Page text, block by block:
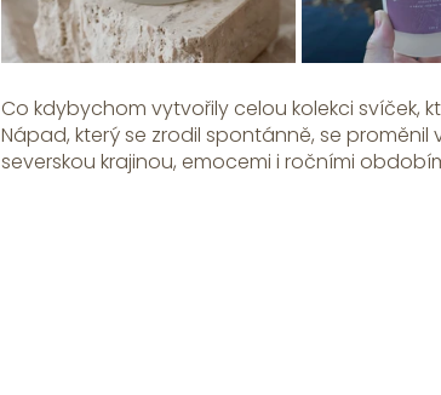
Co kdybychom vytvořily celou kolekci svíček,
Nápad, který se zrodil spontánně, se
severskou krajinou, emocemi i ročními